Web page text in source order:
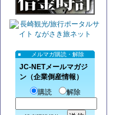
メルマガ購読・解除
JC-NETメールマガジ
ン（企業倒産情報）
購読
解除